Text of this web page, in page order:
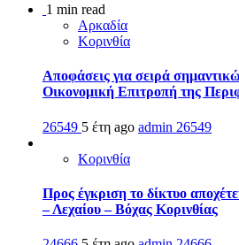
1 min read
Αρκαδία
Κορινθία
Αποφάσεις για σειρά
Οικονομική Επιτροπή της
26549 5 έτη ago admin 26549
Κορινθία
Προς έγκριση το δίκτυο
– Λεχαίου – Βόχας Κορινθίας